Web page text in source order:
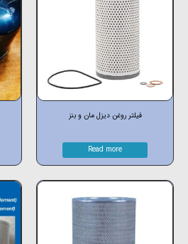
فیلتر روغن دیزل مان و بنز
Read more